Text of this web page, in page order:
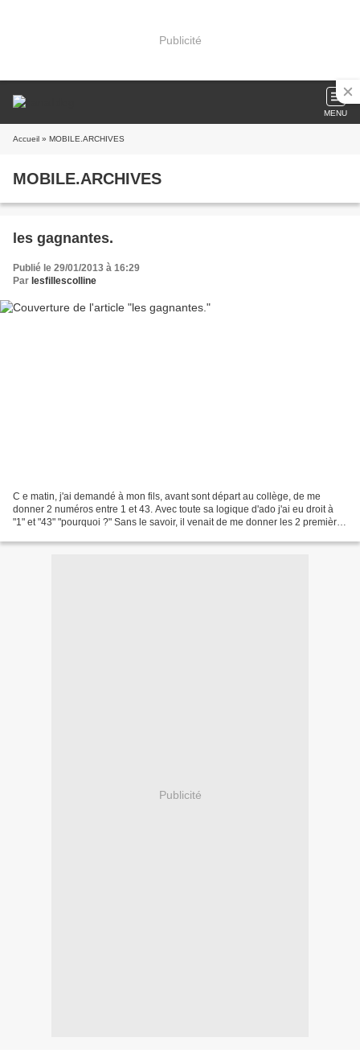
Publicité
MENU
Accueil » MOBILE.ARCHIVES
MOBILE.ARCHIVES
les gagnantes.
Publié le 29/01/2013 à 16:29
Par lesfillescolline
C e matin, j'ai demandé à mon fils, avant sont départ au collège, de me
donner 2 numéros entre 1 et 43. Avec toute sa logique d'ado j'ai eu droit à
"1" et "43" "pourquoi ?" Sans le savoir, il venait de me donner les 2 premières
Publicité